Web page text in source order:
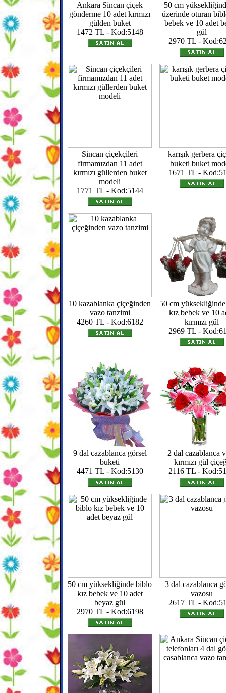
Ankara Sincan çiçek
gönderme 10 adet kırmızı
gülden buket
1472 TL - Kod:5148
50 cm
üzerinde oturan
bebek ve 10 adet
gül
2970 TL -
Sincan çiçekçileri
firmamızdan 11 adet
kırmızı güllerden buket
modeli
1771 TL - Kod:5144
karışık gerbera
buketi buket
1671 TL -
10 kazablanka çiçeğinden
vazo tanzimi
4260 TL - Kod:6182
50 cm
kız bebek ve 10
kırmızı gül
2969 TL -
9 dal cazablanca görsel
buketi
4471 TL - Kod:5130
2 dal cazablanca
kırmızı gül
2116 TL -
50 cm yüksekliğinde biblo
kız bebek ve 10 adet
beyaz gül
2970 TL - Kod:6198
3 dal cazablanca
vazosu
2617 TL -